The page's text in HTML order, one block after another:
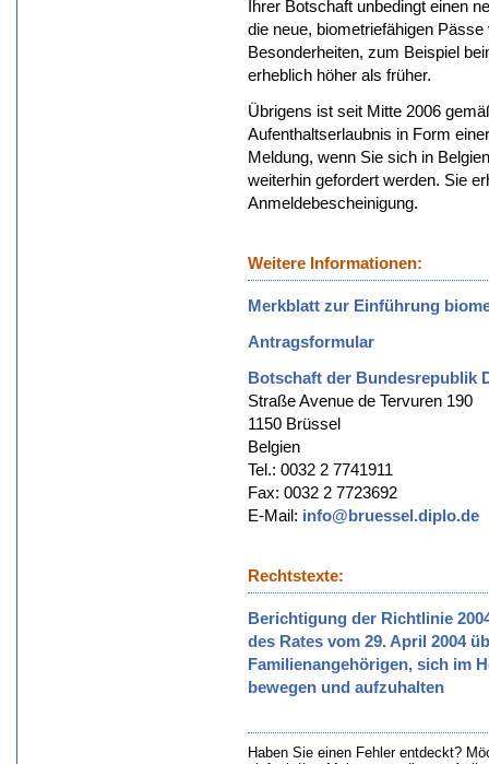
Ihrer Botschaft unbedingt einen
die neue, biometriefähigen
Besonderheiten, zum Beispiel
erheblich höher als früher.
Übrigens ist seit Mitte 2006
Aufenthaltserlaubnis in Form
Meldung, wenn Sie sich in
weiterhin gefordert werden. Sie
Anmeldebescheinigung.
Weitere Informationen:
Merkblatt zur Einführung
Antragsformular
Botschaft der Bundesrepublik
Straße Avenue de Tervuren 190
1150 Brüssel
Belgien
Tel.: 0032 2 7741911
Fax: 0032 2 7723692
E-Mail: info@bruessel.diplo.de
Rechtstexte:
Berichtigung der Richtlinie
des Rates vom 29. April 2004
Familienangehörigen, sich im
bewegen und aufzuhalten
Haben Sie einen Fehler entdeckt?